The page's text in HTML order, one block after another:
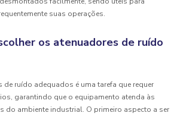
suas operações.
os atenuadores de ruído
de ruído adequados é uma tarefa que requer
garantindo que o equipamento atenda às
do ambiente industrial. O primeiro aspecto a ser